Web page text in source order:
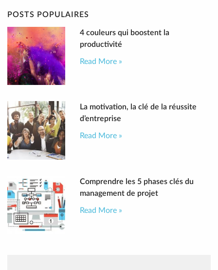
POSTS POPULAIRES
4 couleurs qui boostent la
productivité
Read More »
La motivation, la clé de la réussite
d’entreprise
Read More »
Comprendre les 5 phases clés du
management de projet
Read More »